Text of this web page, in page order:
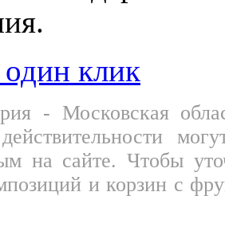
один клик
- Московская
на сайте. Чтобы
и корзин с